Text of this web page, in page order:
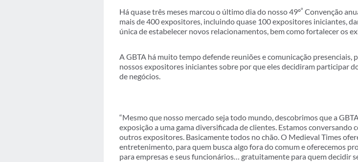
Há quase três meses marcou o último dia do nosso 49ºº Convenção
mais de 400 expositores, incluindo quase 100 expositores iniciantes,
única de estabelecer novos relacionamentos, bem como fortalecer os
A GBTA há muito tempo defende reuniões e comunicação presenciais,
nossos expositores iniciantes sobre por que eles decidiram participar
de negócios.
“Mesmo que nosso mercado seja todo mundo, descobrimos que a
exposição a uma gama diversificada de clientes. Estamos
outros expositores. Basicamente todos no chão. O Medieval Times
entretenimento, para quem busca algo fora do comum e oferecemos
para empresas e seus funcionários… gratuitamente para quem decidir